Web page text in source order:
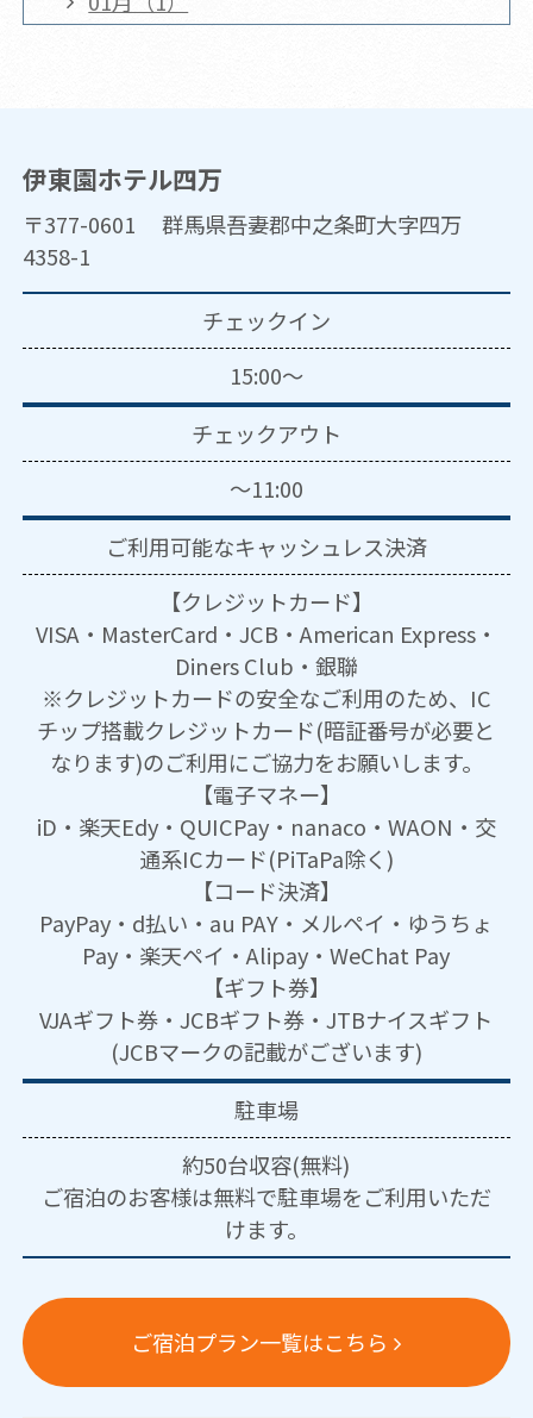
伊東園ホテル四万
〒377-0601 群馬県吾妻郡中之条町大字四万
4358-1
チェックイン
15:00～
チェックアウト
～11:00
ご利用可能なキャッシュレス決済
【クレジットカード】
VISA・MasterCard・JCB・American Express・
Diners Club・銀聯
※クレジットカードの安全なご利用のため、IC
チップ搭載クレジットカード(暗証番号が必要と
なります)のご利用にご協力をお願いします。
【電子マネー】
iD・楽天Edy・QUICPay・nanaco・WAON・交
通系ICカード(PiTaPa除く)
【コード決済】
PayPay・d払い・au PAY・メルペイ・ゆうちょ
Pay・楽天ペイ・Alipay・WeChat Pay
【ギフト券】
VJAギフト券・JCBギフト券・JTBナイスギフト
(JCBマークの記載がございます)
駐車場
約50台収容(無料)
ご宿泊のお客様は無料で駐車場をご利用いただ
けます。
ご宿泊プラン一覧はこちら